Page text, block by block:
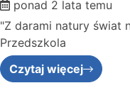
ponad 2 lata temu
"Z darami natury świat
Przedszkola
Czytaj więcej